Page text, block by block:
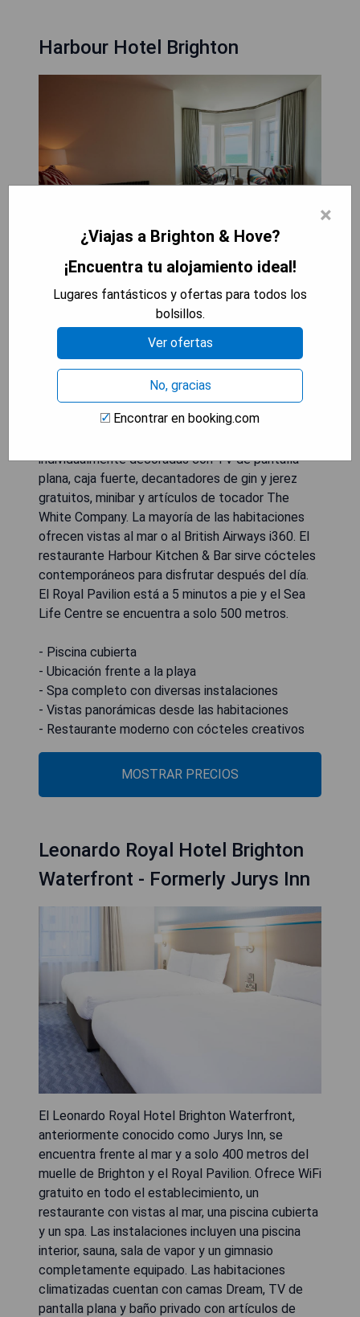
Harbour Hotel Brighton
El Harbour Hotel Brighton se encuentra frente a
una icónica playa, en el animado paseo marítimo, a
solo 2 minutos a pie de The Brighton Centre.
Ofrece WiFi gratuito y está cerca de The Lanes y
el muelle de Brighton. Los huéspedes pueden
relajarse en HarSpa, un spa subterráneo que
incluye una piscina cubierta climatizada, gimnasio,
piscina hidroterapéutica, jacuzzis escandinavos,
individualmente decoradas con TV de pantalla
plana, caja fuerte, decantadores de gin y jerez
gratuitos, minibar y artículos de tocador The
White Company. La mayoría de las habitaciones
ofrecen vistas al mar o al British Airways i360. El
restaurante Harbour Kitchen & Bar sirve cócteles
contemporáneos para disfrutar después del día.
El Royal Pavilion está a 5 minutos a pie y el Sea
Life Centre se encuentra a solo 500 metros.
- Piscina cubierta
- Ubicación frente a la playa
- Spa completo con diversas instalaciones
- Vistas panorámicas desde las habitaciones
- Restaurante moderno con cócteles creativos
MOSTRAR PRECIOS
Leonardo Royal Hotel Brighton
Waterfront - Formerly Jurys Inn
El Leonardo Royal Hotel Brighton Waterfront,
anteriormente conocido como Jurys Inn, se
encuentra frente al mar y a solo 400 metros del
muelle de Brighton y el Royal Pavilion. Ofrece WiFi
gratuito en todo el establecimiento, un
restaurante con vistas al mar, una piscina cubierta
y un spa. Las instalaciones incluyen una piscina
interior, sauna, sala de vapor y un gimnasio
completamente equipado. Las habitaciones
climatizadas cuentan con camas Dream, TV de
pantalla plana y baño privado con artículos de
×
¿Viajas a Brighton & Hove?
¡Encuentra tu alojamiento ideal!
Lugares fantásticos y ofertas para todos los
bolsillos.
Ver ofertas
No, gracias
Encontrar en booking.com